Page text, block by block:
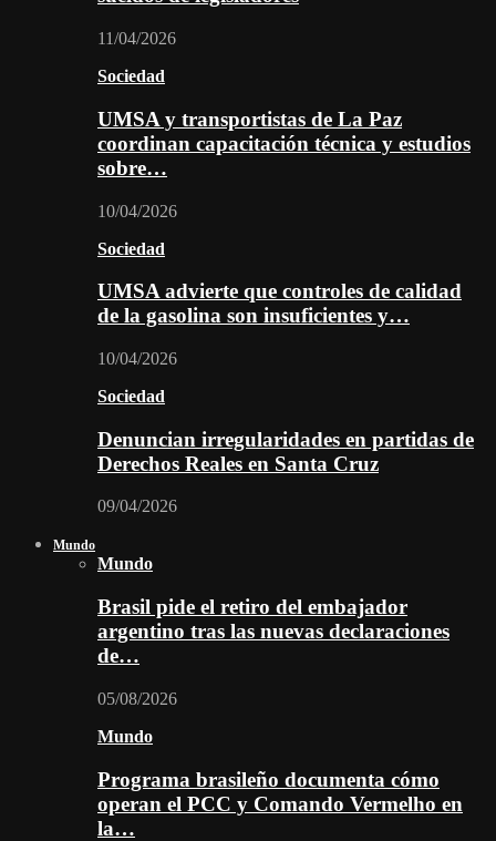
11/04/2026
Sociedad
UMSA y transportistas de La Paz
coordinan capacitación técnica y estudios
sobre…
10/04/2026
Sociedad
UMSA advierte que controles de calidad
de la gasolina son insuficientes y…
10/04/2026
Sociedad
Denuncian irregularidades en partidas de
Derechos Reales en Santa Cruz
09/04/2026
Mundo
Mundo
Brasil pide el retiro del embajador
argentino tras las nuevas declaraciones
de…
05/08/2026
Mundo
Programa brasileño documenta cómo
operan el PCC y Comando Vermelho en
la…